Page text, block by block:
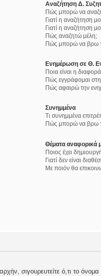
Αναζήτηση Δ.
Πώς μπορώ να
Γιατί η αναζήτηση
Γιατί η αναζήτηση
Πώς αναζητώ μέλη;
Πώς μπορώ να βρω
Ενημέρωση σε Θ.
Ποια είναι η
Πώς εγγράφομαι
Πώς αφαιρώ την
Συνημμένα
Τι συνημμένα
Πώς μπορώ να βρω
Θέματα αναφορικά
Ποιος έχει
Γιατί δεν είναι
Με ποιόν θα
σιγουρευτείτε ό,τι το